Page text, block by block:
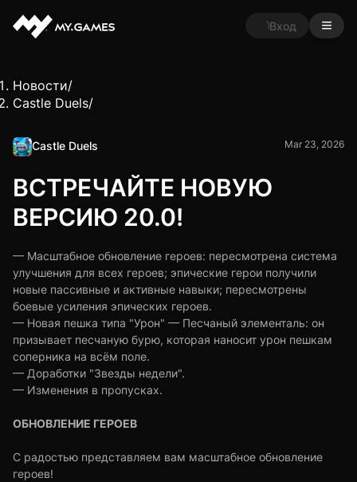
Вход
Новости/
Castle Duels/
Castle Duels Mar 23, 2026
ВСТРЕЧАЙТЕ НОВУЮ
ВЕРСИЮ 20.0!
— Масштабное обновление героев: пересмотрена система
улучшения для всех героев; эпические герои получили
новые пассивные и активные навыки; пересмотрены
боевые усиления эпических героев.
— Новая пешка типа "Урон" — Песчаный элементаль: он
призывает песчаную бурю, которая наносит урон пешкам
соперника на всём поле.
— Доработки "Звезды недели".
— Изменения в пропусках.
ОБНОВЛЕНИЕ ГЕРОЕВ
С радостью представляем вам масштабное обновление
героев!